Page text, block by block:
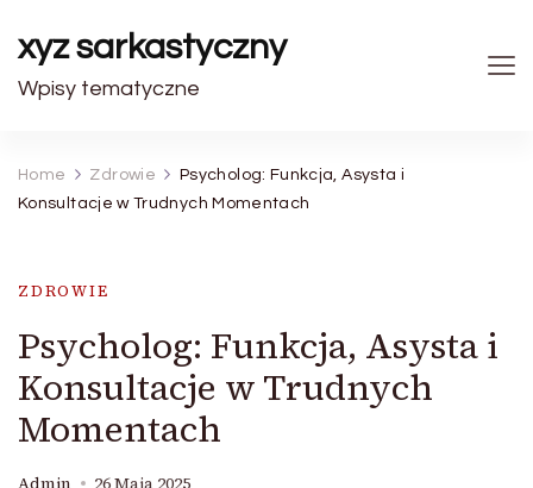
xyz sarkastyczny
Wpisy tematyczne
Home Zdrowie
Psycholog: Funkcja, Asysta i
Konsultacje w Trudnych Momentach
ZDROWIE
Psycholog: Funkcja, Asysta i
Konsultacje w Trudnych
Momentach